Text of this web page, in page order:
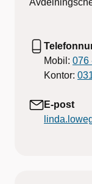
Mobil: 076
Kontor:
E-post